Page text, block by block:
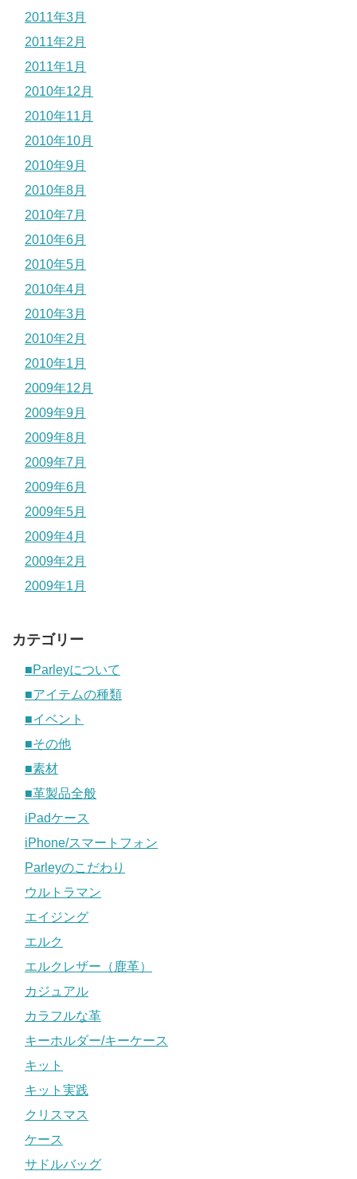
2011年3月
2011年2月
2011年1月
2010年12月
2010年11月
2010年10月
2010年9月
2010年8月
2010年7月
2010年6月
2010年5月
2010年4月
2010年3月
2010年2月
2010年1月
2009年12月
2009年9月
2009年8月
2009年7月
2009年6月
2009年5月
2009年4月
2009年2月
2009年1月
カテゴリー
■Parleyについて
■アイテムの種類
■イベント
■その他
■素材
■革製品全般
iPadケース
iPhone/スマートフォン
Parleyのこだわり
ウルトラマン
エイジング
エルク
エルクレザー（鹿革）
カジュアル
カラフルな革
キーホルダー/キーケース
キット
キット実践
クリスマス
ケース
サドルバッグ